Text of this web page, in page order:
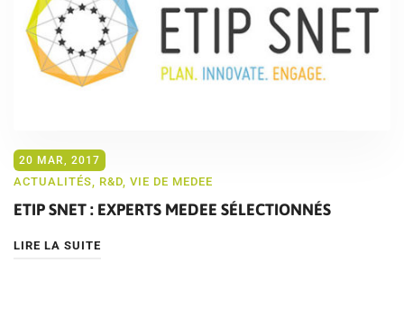
20 MAR, 2017
ACTUALITÉS R&D VIE DE MEDEE
ETIP SNET : EXPERTS MEDEE SÉLECTIONNÉS
LIRE LA SUITE